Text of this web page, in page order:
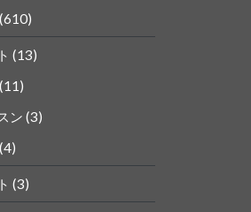
(13)
(11)
ン (3)
(3)